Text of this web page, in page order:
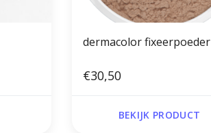
dermacolor fixeerpoeder
€30,50
BEKIJK PRODUCT